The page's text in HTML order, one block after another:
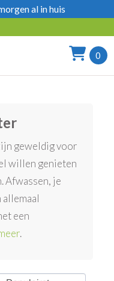
al in huis
0
geweldig voor
willen genieten
Afwassen, je
allemaal
een
.